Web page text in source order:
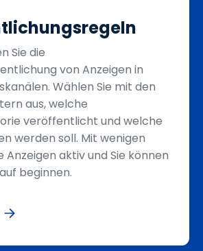
Sie die
von Anzeigen in
Wählen Sie mit den
aus, welche
veröffentlicht und welche
werden soll. Mit wenigen
Anzeigen aktiv und Sie können
beginnen.